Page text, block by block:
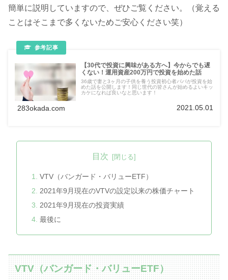
簡単に説明していますので、ぜひご覧ください。（覚える
ことはそこまで多くないためご安心ください笑）
【30代で投資に興味がある方へ】今からでも遅
くない！運用資産200万円で投資を始めた話
36歳で妻と3ヶ月の子供を養う投資初心者パパが投資を始
めた話を公開します！同じ世代の皆さんが始めるよいキッ
カケになれば良いなと思います！
283okada.com 2021.05.01
目次
VTV（バンガード・バリューETF）
2021年9月現在のVTVの設定以来の株価チャート
2021年9月現在の投資実績
最後に
VTV（バンガード・バリューETF）